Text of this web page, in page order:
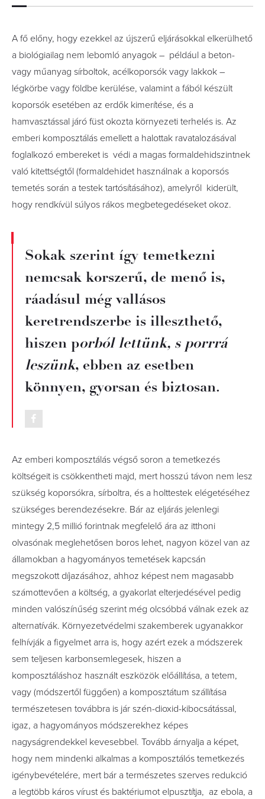
A fő előny, hogy ezekkel az újszerű eljárásokkal elkerülhető
a biológiailag nem lebomló anyagok – például a beton-
vagy műanyag sírboltok, acélkoporsók vagy lakkok –
légkörbe vagy földbe kerülése, valamint a fából készült
koporsók esetében az erdők kimerítése, és a
hamvasztással járó füst okozta környezeti terhelés is. Az
emberi komposztálás emellett a halottak ravatalozásával
foglalkozó embereket is védi a magas formaldehidszintnek
való kitettségtől (formaldehidet használnak a koporsós
temetés során a testek tartósításához), amelyről kiderült,
hogy rendkívül súlyos rákos megbetegedéseket okoz.
Sokak szerint így temetkezni
nemcsak korszerű, de menő is,
ráadásul még vallásos
keretrendszerbe is illeszthető,
hiszen porból lettünk, s porrrá
leszünk, ebben az esetben
könnyen, gyorsan és biztosan.
Az emberi komposztálás végső soron a temetkezés
költségeit is csökkentheti majd, mert hosszú távon nem lesz
szükség koporsókra, sírboltra, és a holttestek elégetéséhez
szükséges berendezésekre. Bár az eljárás jelenlegi
mintegy 2,5 millió forintnak megfelelő ára az itthoni
olvasónak meglehetősen boros lehet, nagyon közel van az
államokban a hagyományos temetések kapcsán
megszokott díjazásához, ahhoz képest nem magasabb
számottevően a költség, a gyakorlat elterjedésével pedig
minden valószínűség szerint még olcsóbbá válnak ezek az
alternatívák. Környezetvédelmi szakemberek ugyanakkor
felhívják a figyelmet arra is, hogy azért ezek a módszerek
sem teljesen karbonsemlegesek, hiszen a
komposztáláshoz használt eszközök előállítása, a tetem,
vagy (módszertől függően) a komposztátum szállítása
természetesen továbbra is jár szén-dioxid-kibocsátással,
igaz, a hagyományos módszerekhez képes
nagyságrendekkel kevesebbel. Tovább árnyalja a képet,
hogy nem mindenki alkalmas a komposztálós temetkezés
igénybevételére, mert bár a természetes szerves redukció
a legtöbb káros vírust és baktériumot elpusztítja, az ebola, a